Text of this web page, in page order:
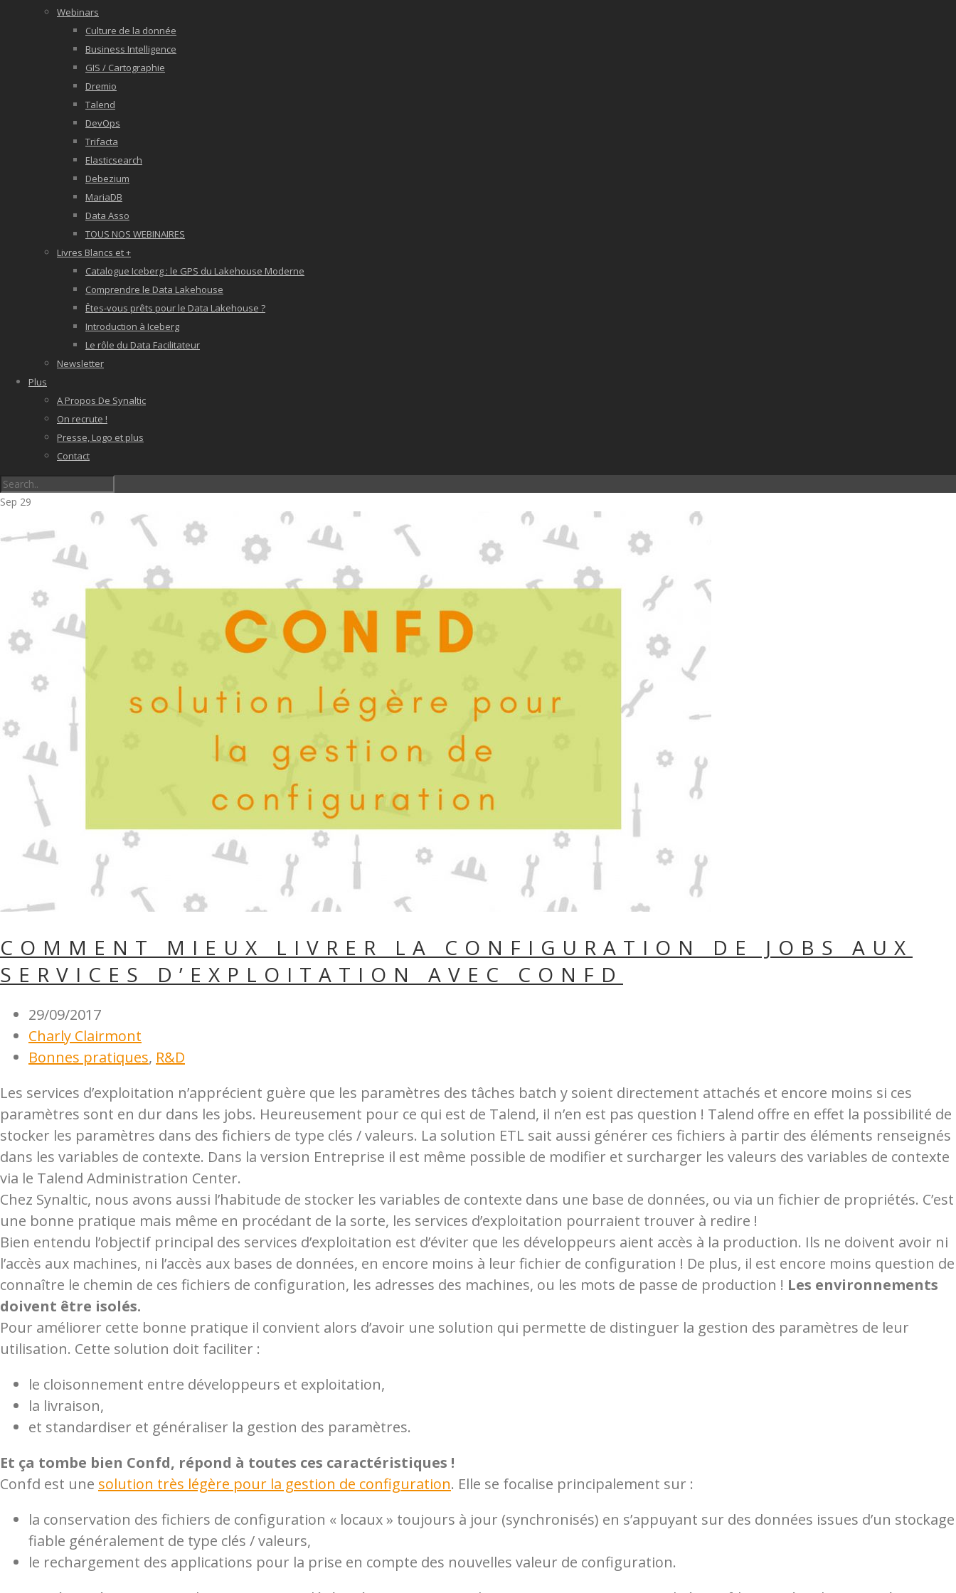
Webinars
Culture de la donnée
Business Intelligence
GIS / Cartographie
Dremio
Talend
DevOps
Trifacta
Elasticsearch
Debezium
MariaDB
Data Asso
TOUS NOS WEBINAIRES
Livres Blancs et +
Catalogue Iceberg : le GPS du Lakehouse Moderne
Comprendre le Data Lakehouse
Êtes-vous prêts pour le Data Lakehouse ?
Introduction à Iceberg
Le rôle du Data Facilitateur
Newsletter
Plus
A Propos De Synaltic
On recrute !
Presse, Logo et plus
Contact
Sep 29
COMMENT MIEUX LIVRER LA CONFIGURATION DE JOBS AUX
SERVICES D’EXPLOITATION AVEC CONFD
29/09/2017
Charly Clairmont
Bonnes pratiques, R&D
Les services d’exploitation n’apprécient guère que les paramètres des tâches batch y soient directement attachés et encore moins si ces
paramètres sont en dur dans les jobs. Heureusement pour ce qui est de Talend, il n’en est pas question ! Talend offre en effet la possibilité de
stocker les paramètres dans des fichiers de type clés / valeurs. La solution ETL sait aussi générer ces fichiers à partir des éléments renseignés
dans les variables de contexte. Dans la version Entreprise il est même possible de modifier et surcharger les valeurs des variables de contexte
via le Talend Administration Center.
Chez Synaltic, nous avons aussi l’habitude de stocker les variables de contexte dans une base de données, ou via un fichier de propriétés. C’est
une bonne pratique mais même en procédant de la sorte, les services d’exploitation pourraient trouver à redire !
Bien entendu l’objectif principal des services d’exploitation est d’éviter que les développeurs aient accès à la production. Ils ne doivent avoir ni
l’accès aux machines, ni l’accès aux bases de données, en encore moins à leur fichier de configuration ! De plus, il est encore moins question de
connaître le chemin de ces fichiers de configuration, les adresses des machines, ou les mots de passe de production ! Les environnements
doivent être isolés.
Pour améliorer cette bonne pratique il convient alors d’avoir une solution qui permette de distinguer la gestion des paramètres de leur
utilisation. Cette solution doit faciliter :
le cloisonnement entre développeurs et exploitation,
la livraison,
et standardiser et généraliser la gestion des paramètres.
Et ça tombe bien Confd, répond à toutes ces caractéristiques !
Confd est une solution très légère pour la gestion de configuration. Elle se focalise principalement sur :
la conservation des fichiers de configuration « locaux » toujours à jour (synchronisés) en s’appuyant sur des données issues d’un stockage
fiable généralement de type clés / valeurs,
le rechargement des applications pour la prise en compte des nouvelles valeur de configuration.